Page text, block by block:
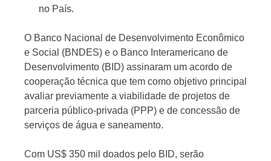
no País.
O Banco Nacional de Desenvolvimento Econômico
e Social (BNDES) e o Banco Interamericano de
Desenvolvimento (BID) assinaram um acordo de
cooperação técnica que tem como objetivo principal
avaliar previamente a viabilidade de projetos de
parceria público-privada (PPP) e de concessão de
serviços de água e saneamento.
Com US$ 350 mil doados pelo BID, serão